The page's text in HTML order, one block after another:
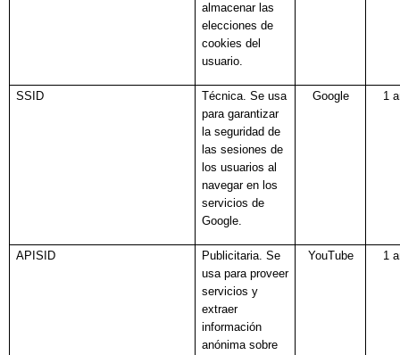
almacenar las
elecciones de
cookies del
usuario.
SSID
Técnica. Se usa
para garantizar
la seguridad de
las sesiones de
los usuarios al
navegar en los
servicios de
Google.
Google 1
APISID
Publicitaria. Se
usa para proveer
servicios y
extraer
información
anónima sobre
YouTube 1